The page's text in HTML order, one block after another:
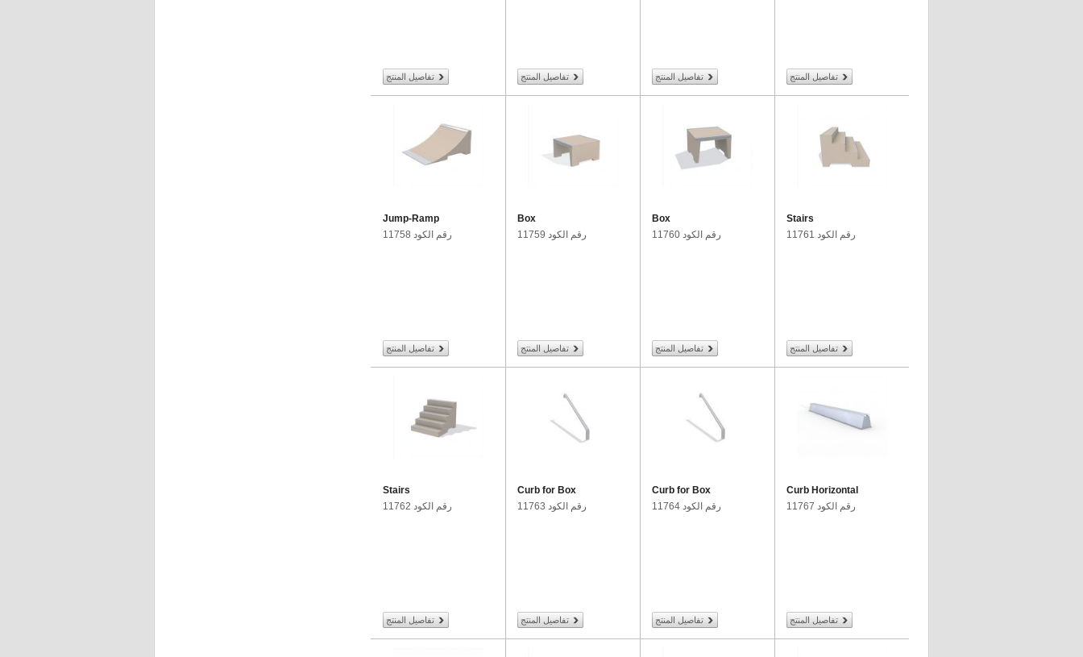
تفاصيل المنتج تفاصيل المنتج تفاصيل المنتج تفاصيل المنتج
Jump-Ramp
رقم الكود 11758
تفاصيل المنتج
Box
رقم الكود 11759
تفاصيل المنتج
Box
رقم الكود 11760
تفاصيل المنتج
Stairs
رقم الكود 11761
تفاصيل المنتج
Stairs
رقم الكود 11762
تفاصيل المنتج
Curb for Box
رقم الكود 11763
تفاصيل المنتج
Curb for Box
رقم الكود 11764
تفاصيل المنتج
Curb Horizontal
رقم الكود 11767
تفاصيل المنتج